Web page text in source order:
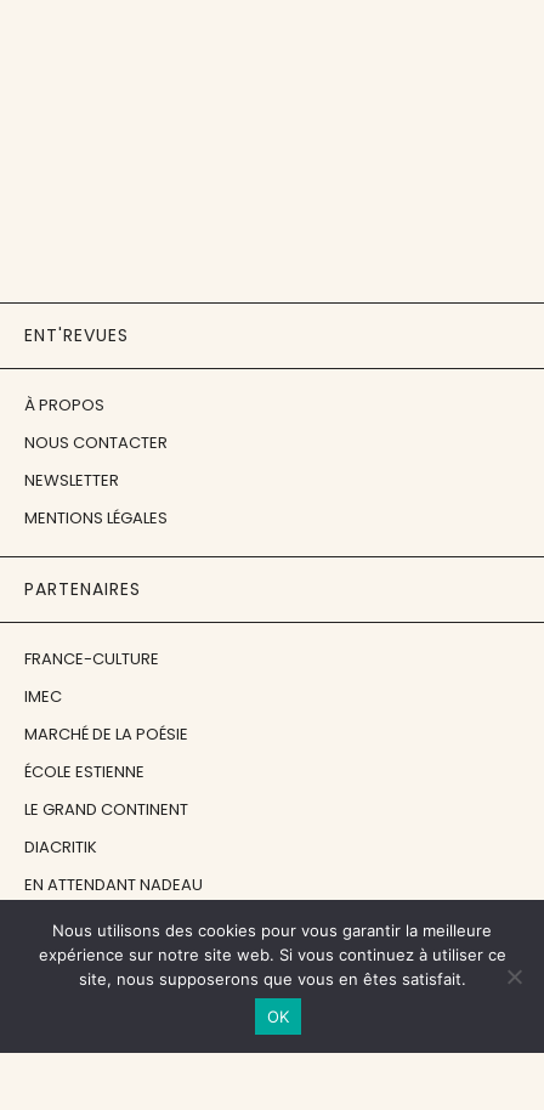
ENT'REVUES
À PROPOS
NOUS CONTACTER
NEWSLETTER
MENTIONS LÉGALES
PARTENAIRES
FRANCE-CULTURE
IMEC
MARCHÉ DE LA POÉSIE
ÉCOLE ESTIENNE
LE GRAND CONTINENT
DIACRITIK
EN ATTENDANT NADEAU
NOS SOUTIENS
Nous utilisons des cookies pour vous garantir la meilleure
expérience sur notre site web. Si vous continuez à utiliser ce
site, nous supposerons que vous en êtes satisfait.
OK